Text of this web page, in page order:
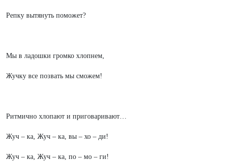
Репку вытянуть поможет?
Мы в ладошки громко хлопнем,
Жучку все позвать мы сможем!
Ритмично хлопают и приговаривают…
Жуч – ка, Жуч – ка, вы – хо – ди!
Жуч – ка, Жуч – ка, по – мо – ги!